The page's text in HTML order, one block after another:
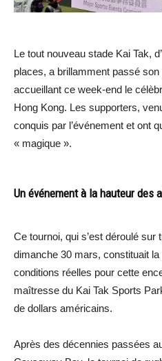
Le tout nouveau stade Kai Tak,
places, a brillamment passé
accueillant ce week-end le
Hong Kong. Les supporters,
conquis par l’événement et ont
« magique ».
Un événement à la hauteur des
Ce tournoi, qui s’est déroulé sur
dimanche 30 mars, constituait
conditions réelles pour cette
maîtresse du Kai Tak Sports
de dollars américains.
Après des décennies passées